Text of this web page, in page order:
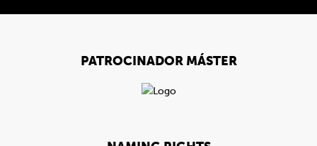
PATROCINADOR MÁSTER